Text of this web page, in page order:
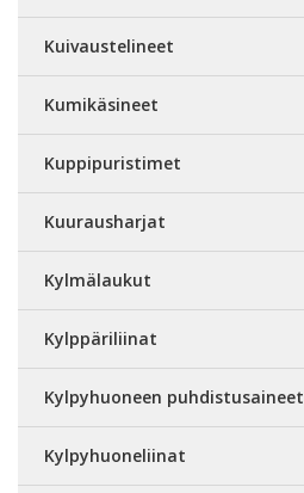
Kuivaustelineet
Kumikäsineet
Kuppipuristimet
Kuurausharjat
Kylmälaukut
Kylppäriliinat
Kylpyhuoneen puhdistusaineet
Kylpyhuoneliinat